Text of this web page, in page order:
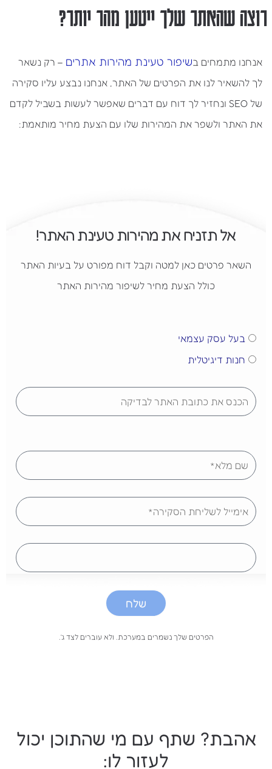
רוצה שהאתר שלך ייטען מהר יותר?
אנחנו מתמחים בשיפור טעינת מהירות אתרים – רק נשאר
לך להשאיר לנו את הפרטים של האתר, אנחנו נבצע עליו סקירה
של SEO ונחזיר לך דוח עם דברים שאפשר לעשות בשביל לקדם
את האתר ולשפר את המהירות שלו עם הצעת מחיר מותאמת:
אל תזניח את מהירות טעינת האתר!
השאר פרטים כאן למטה וקבל דוח מפורט על בעיות האתר
כולל הצעת מחיר לשיפור מהירות האתר
מי
אני?
בעל עסק עצמאי
חנות דיגיטלית
url
שם
אימייל
טלפון
שלח
הפרטים שלך נשמרים במערכת. ולא עוברים לצד ג׳.
אהבת? שתף עם מי שהתוכן יכול
לעזור לו: